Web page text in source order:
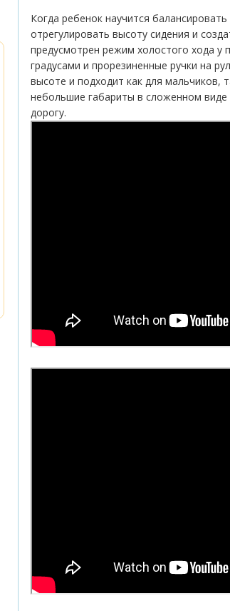
Когда ребенок научится
отрегулировать высоту сидения и
предусмотрен режим холостого хода у
градусами и прорезиненные ручки на
высоте и подходит как для мальчиков,
небольшие габариты в сложенном виде
дорогу.